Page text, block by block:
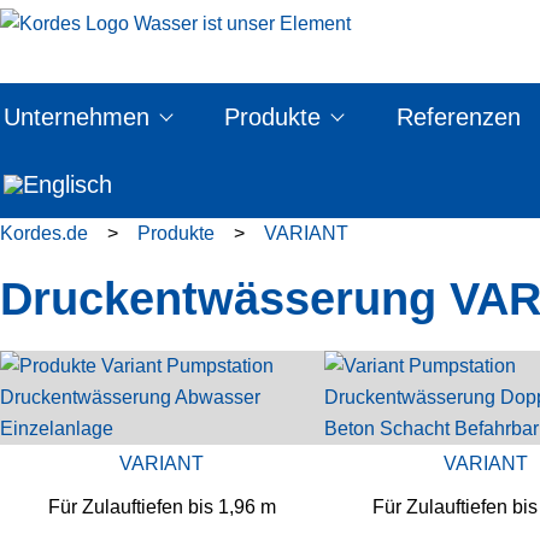
Unternehmen Produkte Referenzen
Kordes.de > Produkte > VARIANT
Druckentwässerung
VARIANT
Für Zulauftiefen bis 1,96 m
VARIANT
Für Zulauftiefen